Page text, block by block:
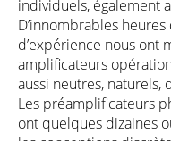
individuels, également
D’innombrables heures
d’expérience nous ont
amplificateurs
aussi neutres, naturels,
Les préamplificateurs
ont quelques dizaines